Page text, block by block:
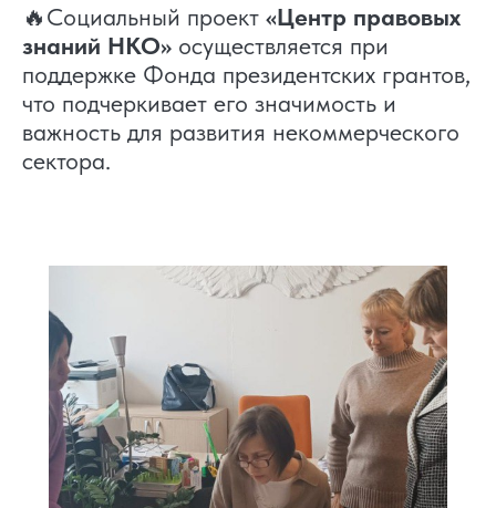
🔥Социальный проект «Центр правовых
знаний НКО» осуществляется при
поддержке Фонда президентских грантов,
что подчеркивает его значимость и
важность для развития некоммерческого
сектора.